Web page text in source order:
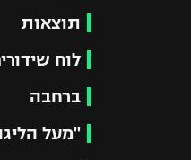
תוצאות
לוח
ברחבה
"מעל